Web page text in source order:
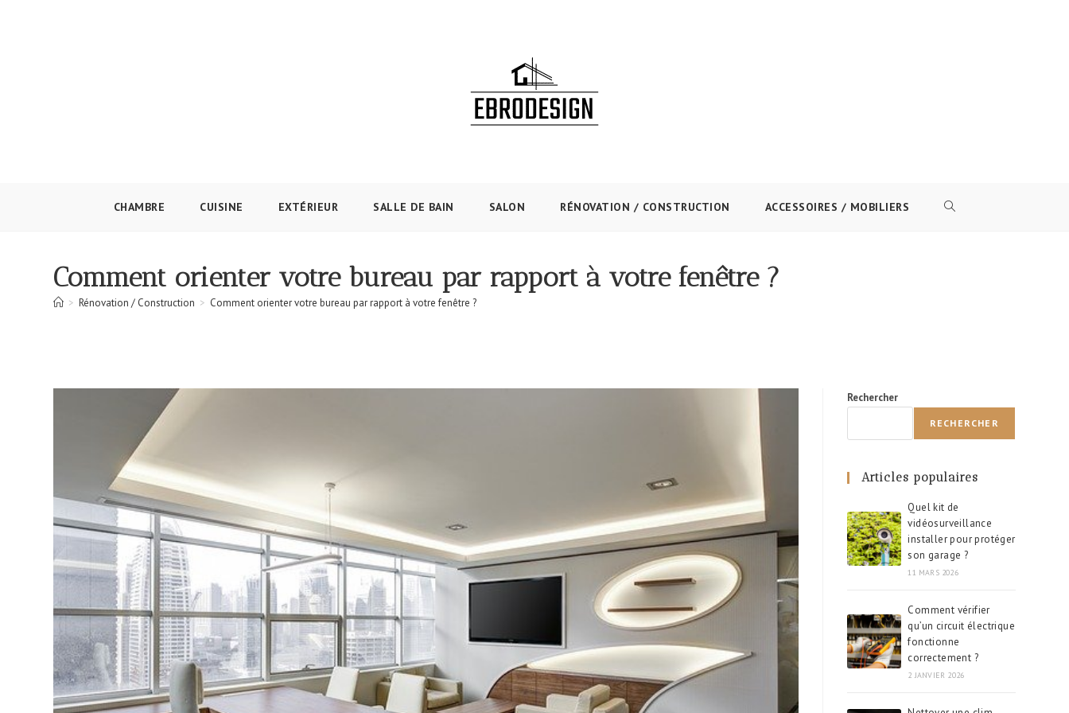
CHAMBRE CUISINE EXTÉRIEUR SALLE DE BAIN SALON RÉNOVATION / CONSTRUCTION ACCESSOIRES / MOBILIERS TOGGLE
Comment orienter votre bureau par rapport à votre fenêtre ?
> Rénovation / Construction > Comment orienter votre bureau par rapport à votre fenêtre ?
Rechercher
RECHERCHER
Articles populaires
Quel kit de
vidéosurveillance
installer pour protéger
son garage ?
11 MARS 2026
Comment vérifier
qu’un circuit électrique
fonctionne
correctement ?
2 JANVIER 2026